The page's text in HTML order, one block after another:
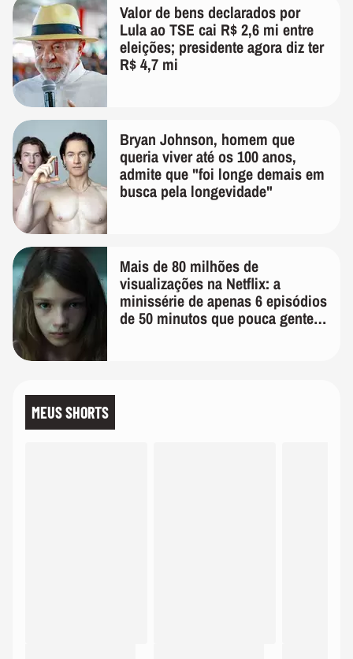
Valor de bens declarados por
Lula ao TSE cai R$ 2,6 mi entre
eleições; presidente agora diz ter
R$ 4,7 mi
Bryan Johnson, homem que
queria viver até os 100 anos,
admite que "foi longe demais em
busca pela longevidade"
Mais de 80 milhões de
visualizações na Netflix: a
minissérie de apenas 6 episódios
de 50 minutos que pouca gente
MEUS SHORTS